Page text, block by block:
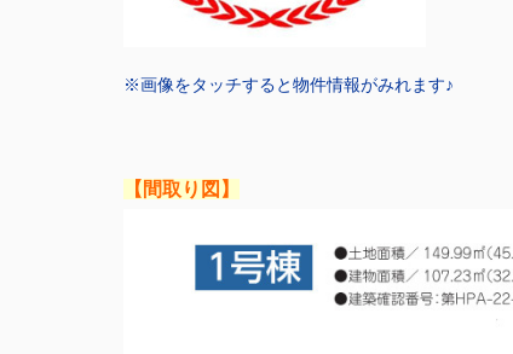
※画像をタッチすると物件情報がみれます♪
【間取り図】